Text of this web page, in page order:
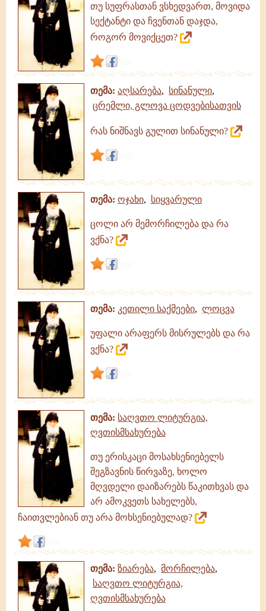
თუ სუფრასთან ვსხედვართ, მოვიდა
სექტანტი და ჩვენთან დაჯდა,
როგორ მოვიქცეთ?
თემა: აღსარება, სინანული,
ცრემლი, გლოვა ცოდვებისათვის
რას ნიშნავს გულით სინანული?
თემა: ოჯახი, სიყვარული
ცოლი არ მემორჩილება და რა
ვქნა?
თემა: კეთილი საქმეები, ლოცვა
უფალი არაფერს მისრულებს და რა
ვქნა?
თემა: საღვთო ლიტურგია,
ღვთისმსახურება
თუ ერისკაცი მოსახსენიებელს
შეგზავნის წირვაზე, ხოლო
მღვდელი დაიზარებს წაკითხვას და
არ ამოკვეთს სახელებს,
ჩაითვლებიან თუ არა მოხსენიებულად?
თემა: ზიარება, მორჩილება,
საღვთო ლიტურგია,
ღვთისმსახურება